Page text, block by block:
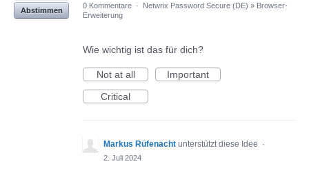
Abstimmen
0 Kommentare · Netwrix Password Secure (DE) » Browser-
Erweiterung
Wie wichtig ist das für dich?
Not at all
Important
Critical
Markus Rüfenacht unterstützt diese Idee ·
2. Juli 2024